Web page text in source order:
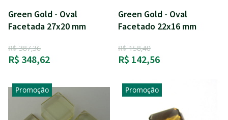
Green Gold - Oval
Facetada 27x20 mm
R$ 387,36
R$ 348,62
Green Gold - Oval
Facetado 22x16 mm
R$ 158,40
R$ 142,56
Promoção Promoção